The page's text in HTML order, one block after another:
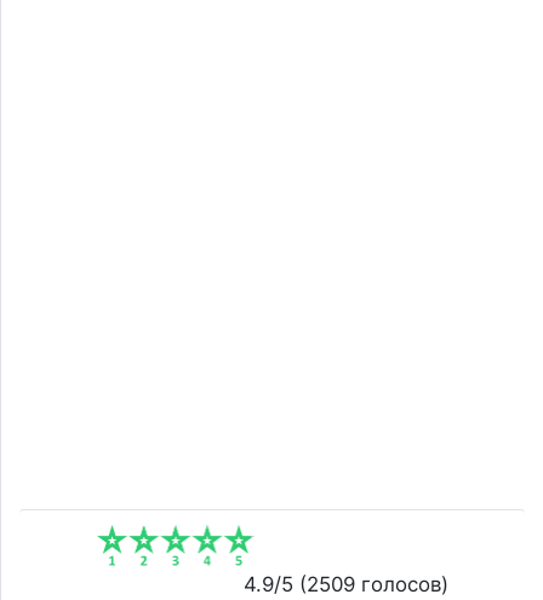
4.9/5 (2509голосов)